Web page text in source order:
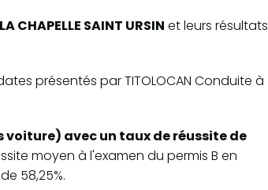
SAINT URSIN et leurs résultats
présentés par TITOLOCAN Conduite à
voiture) avec un taux de réussite de
moyen à l'examen du permis B en
58,25%.